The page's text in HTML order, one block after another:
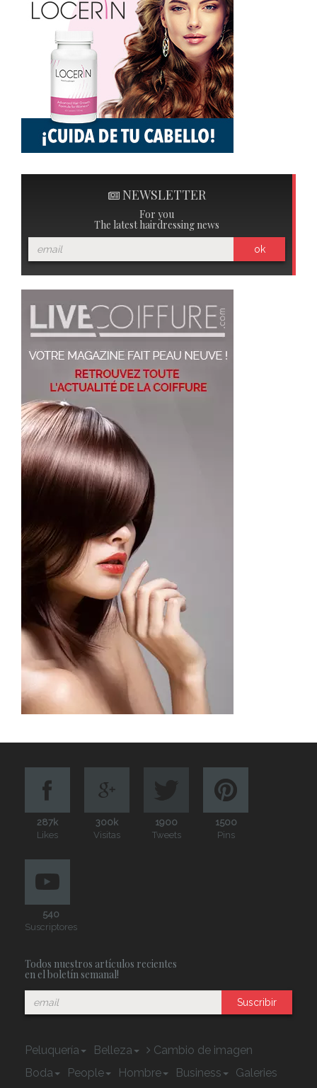
NEWSLETTER
For you
The latest hairdressing news
ok
287k
Likes
300k
Visitas
1900
Tweets
1500
Pins
540
Suscriptores
Todos nuestros artículos recientes
en el boletín semanal!
Suscribir
Peluquería Belleza
Cambio de imagen
Boda
People Hombre Business
Galeries